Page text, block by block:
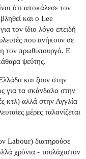
ότι αποκάλεσε τον
και ο Lee
τον ίδιο λόγο επειδή
που ανήκουν σε
τον πρωθυπουργό. Ε
ψεύτης.
και ζουν στην
για τα σκάνδαλα στην
αλλά στην Αγγλία
μέρες ταλανίζεται
Labour) διατηρούσε
χρόνια - τουλάχιστον